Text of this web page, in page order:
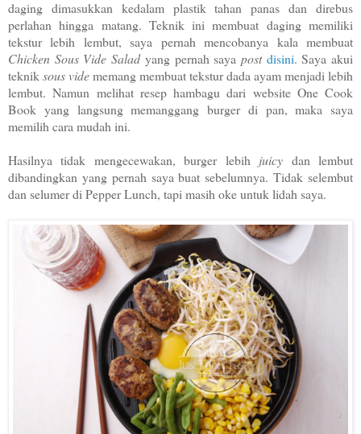
daging dimasukkan kedalam plastik tahan panas dan direbus
perlahan hingga matang. Teknik ini membuat daging memiliki
tekstur lebih lembut, saya pernah mencobanya kala membuat
Chicken Sous Vide Saladyang pernah saya postdisini. Saya akui
tekniksous vidememang membuat tekstur dada ayam menjadi lebih
lembut. Namun melihat resep hambagu dari website One Cook
Book yang langsung memanggang burger di pan, maka saya
memilih cara mudah ini.
Hasilnya tidak mengecewakan, burger lebih juicy dan lembut
dibandingkan yang pernah saya buat sebelumnya. Tidak selembut
dan selumer di Pepper Lunch, tapi masih oke untuk lidah saya.